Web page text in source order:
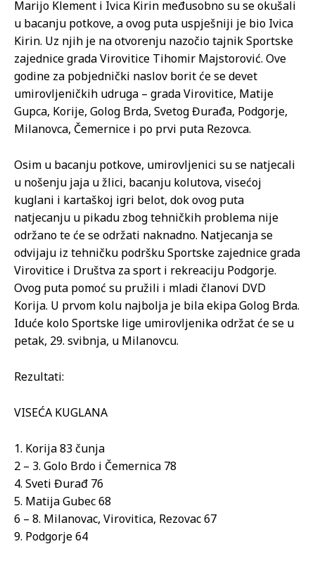
Marijo Klement i Ivica Kirin međusobno su se okušali
u bacanju potkove, a ovog puta uspješniji je bio Ivica
Kirin. Uz njih je na otvorenju nazočio tajnik Sportske
zajednice grada Virovitice Tihomir Majstorović. Ove
godine za pobjednički naslov borit će se devet
umirovljeničkih udruga – grada Virovitice, Matije
Gupca, Korije, Golog Brda, Svetog Đurađa, Podgorje,
Milanovca, Čemernice i po prvi puta Rezovca.
Osim u bacanju potkove, umirovljenici su se natjecali
u nošenju jaja u žlici, bacanju kolutova, visećoj
kuglani i kartaškoj igri belot, dok ovog puta
natjecanju u pikadu zbog tehničkih problema nije
održano te će se održati naknadno. Natjecanja se
odvijaju iz tehničku podršku Sportske zajednice grada
Virovitice i Društva za sport i rekreaciju Podgorje.
Ovog puta pomoć su pružili i mladi članovi DVD
Korija. U prvom kolu najbolja je bila ekipa Golog Brda.
Iduće kolo Sportske lige umirovljenika održat će se u
petak, 29. svibnja, u Milanovcu.
Rezultati:
VISEĆA KUGLANA
1. Korija 83 čunja
2 – 3. Golo Brdo i Čemernica 78
4. Sveti Đurađ 76
5. Matija Gubec 68
6 – 8. Milanovac, Virovitica, Rezovac 67
9. Podgorje 64